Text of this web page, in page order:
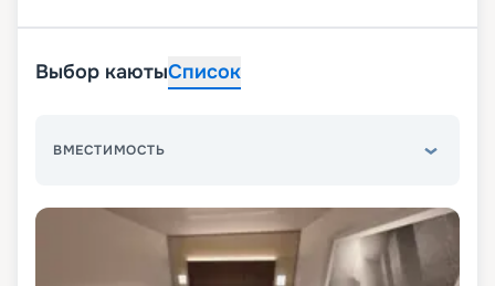
Выбор каютыСписок
ВМЕСТИМОСТЬ